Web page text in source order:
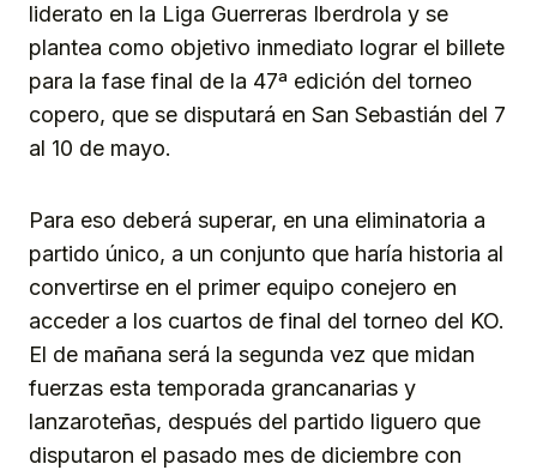
liderato en la Liga Guerreras Iberdrola y se
plantea como objetivo inmediato lograr el billete
para la fase final de la 47ª edición del torneo
copero, que se disputará en San Sebastián del 7
al 10 de mayo.
Para eso deberá superar, en una eliminatoria a
partido único, a un conjunto que haría historia al
convertirse en el primer equipo conejero en
acceder a los cuartos de final del torneo del KO.
El de mañana será la segunda vez que midan
fuerzas esta temporada grancanarias y
lanzaroteñas, después del partido liguero que
disputaron el pasado mes de diciembre con